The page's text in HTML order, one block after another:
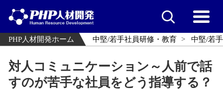
PHP人材開発ホーム 中堅/若手社員研修・教育 中堅/若
対人コミュニケーション～人前で話
すのが苦手な社員をどう指導する？